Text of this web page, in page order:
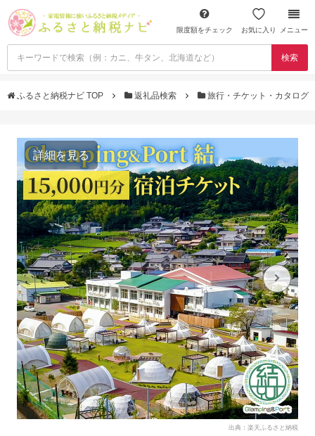
限度額をチェック お気に入り メニュー
検索
ふるさと納税ナビ TOP 返礼品検索 旅行・チケット・カタログ
詳細を見る
出典：楽天ふるさと納税